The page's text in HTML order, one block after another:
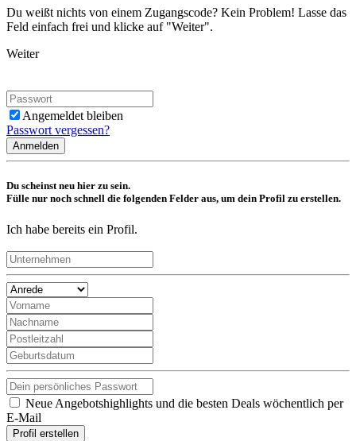
Du weißt nichts von einem Zugangscode? Kein Problem! Lasse das
Feld einfach frei und klicke auf "Weiter".
Weiter
Angemeldet bleiben
Passwort vergessen?
Anmelden
Du scheinst neu hier zu sein.
Fülle nur noch schnell die folgenden Felder aus, um dein Profil zu erstellen.
Ich habe bereits ein Profil.
Neue Angebotshighlights und die besten Deals wöchentlich per
E-Mail
Profil erstellen